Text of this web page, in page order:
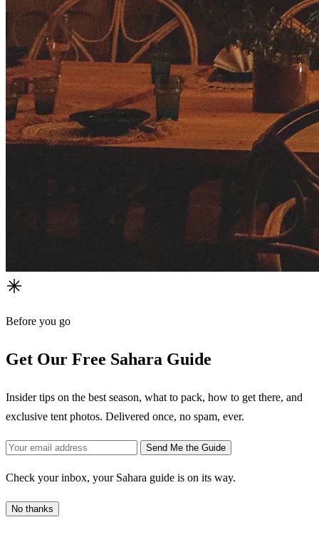
Before you go
Get Our Free Sahara Guide
Insider tips on the best season, what to pack, how to get there, and
exclusive tent photos. Delivered once, no spam, ever.
Send Me the Guide
Check your inbox, your Sahara guide is on its way.
No thanks